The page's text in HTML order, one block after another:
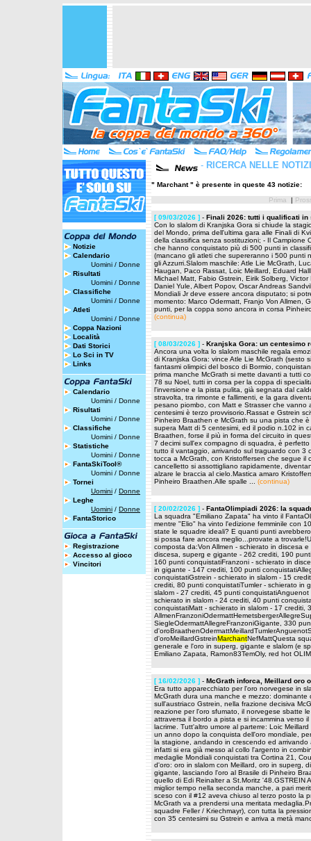
Notizie
Calendario
Uomini / Donne
Risultati
Uomini / Donne
Classifiche
Uomini / Donne
Atleti
Uomini / Donne
Coppa Nazioni
Località
Dati Storici
Lo Sci in TV
Links
Calendario
Uomini / Donne
Risultati
Uomini / Donne
Classifiche
Uomini / Donne
Statistiche
Uomini / Donne
FantaSkiTool®
Uomini / Donne
Tornei
Uomini / Donne
Leghe
Uomini / Donne
FantaStorico
Registrazione
Accesso al gioco
Vincitori
- RICERCA NELLE
" Marchant " è presente in queste 43 notizie:
Prima |
[ 09/03/2026 ] - Finali 2026: tutti i qualificati in
Con lo slalom di Kranjska Gora si chiude la
del Mondo, prima dell'ultima gara alle Finali di
della classifica senza sostituzioni; - Il Campione
che hanno conquistato più di 500 punti in
(mancano gli atleti che supereranno i 500 punti
gli Azzurri.Slalom maschile: Atle Lie McGrath,
Haugan, Paco Rassat, Loic Meillard, Eduard
Michael Matt, Fabio Gstrein, Eirik Solberg,
Daniel Yule, Albert Popov, Oscar Andreas
Mondiali Jr deve essere ancora disputato; si
momento: Marco Odermatt, Franjo Von Allmen,
punti, per la coppa sono ancora in corsa
(continua)
[ 08/03/2026 ] - Kranjska Gora: un centesimo
Ancora una volta lo slalom maschile regala
di Kranjska Gora: vince Atle Lie McGrath (sesto
fantasmi olimpici del bosco di Bormio,
prima manche McGrath si mette davanti a tutti
78 su Noel, tutti in corsa per la coppa di
l'inversione e la pista pulita, già segnata dal
stravolta, tra rimonte e fallimenti, e la gara
pesano piombo, con Matt e Strasser che vanno
centesimi è terzo provvisorio.Rassat e Gstrein
Pinheiro Braathen e McGrath su una pista che
supera Matt di 5 centesimi, ed il podio n.102 in
Braathen, forse il più in forma del circuito in
7 decimi sull'ex compagno di squadra, è
tutto il vantaggio, arrivando sul traguardo con 3
tocca a McGrath, con Kristoffersen che segue il
cancelletto si assottigliano rapidamente,
alzare le braccia al cielo.Mastica amaro
Pinheiro Braathen.Alle spalle ... (continua)
[ 20/02/2026 ] - FantaOlimpiadi 2026: la
La squadra "Emiliano Zapata" ha vinto il
mentre "Elio" ha vinto l'edizione femminile con
state le squadre ideali? E quanti punti
si possa fare ancora meglio...provate a
composta da:Von Allmen - schierato in discesa
discesa, superg e gigante - 262 crediti, 190
160 punti conquistatiFranzoni - schierato in
in gigante - 147 crediti, 100 punti
conquistatiGstrein - schierato in slalom - 15
crediti, 80 punti conquistatiTumler - schierato in
slalom - 27 crediti, 45 punti
schierato in slalom - 24 crediti, 40 punti
conquistatiMatt - schierato in slalom - 17
SiegleOdermattAllegreFranzoniGigante, 330
d'oroMeillardGstreinMarchantNefMattQuesta
generale e l'oro in superg, gigante e slalom (e
Emiliano Zapata, Ramon83TemOly, red hot
[ 16/02/2026 ] - McGrath inforca, Meillard oro
Era tutto apparecchiato per l'oro norvegese in
McGrath dura una manche e mezzo:
sull'austriaco Gstrein, nella frazione decisiva
reazione per l'oro sfumato, il norvegese sbatte
attraversa il bordo a pista e si incammina verso
lacrime. Tutt'altro umore al parterre: Loic
un anno dopo la conquista dell'oro mondiale,
la stagione, andando in crescendo ed
infatti si era già messo al collo l'argento in
medaglie Mondiali conquistati tra Cortina 21,
d'oro: oro in slalom con Meillard, oro in superg,
gigante, lasciando l'oro al Brasile di Pinheiro
quello di Edi Reinalter a St.Moritz '48.GSTREIN
miglior tempo nella seconda manche, a pari
sceso con il #12 aveva chiuso al terzo posto la
McGrath va a prendersi una meritata
squadre Feller / Kriechmayr), con tutta la
con 35 centesimi su Gstrein e arriva a metà